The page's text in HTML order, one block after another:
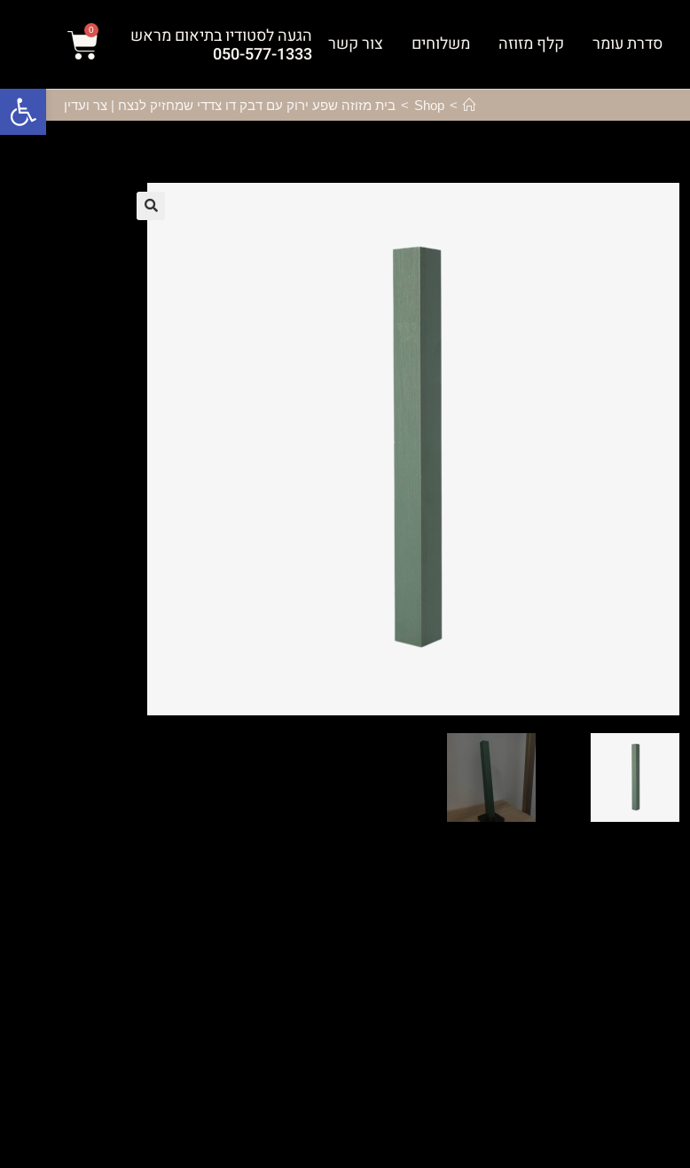
פתח סרגל נגישות
סדרת עומר קלף מזוזה משלוחים צור קשר הגעה לסטודיו בתיאום מראש
050-577-1333
0
>
Shop
> בית מזוזה שפע ירוק עם דבק דו צדדי שמחזיק לנצח | צר ועדין